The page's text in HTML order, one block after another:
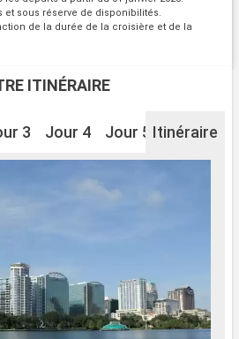
sous réserve de disponibilités.
de la durée de la croisière et de la
ITINÉRAIRE
3 Jour 4 Jour 5 Itinéraire